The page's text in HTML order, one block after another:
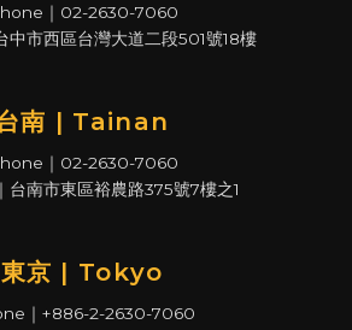
｜02-2630-7060
市西區台灣大道二段501號18樓
南 | Tainan
｜02-2630-7060
南市東區裕農路375號7樓之1
東京 | Tokyo
｜+886-2-2630-7060